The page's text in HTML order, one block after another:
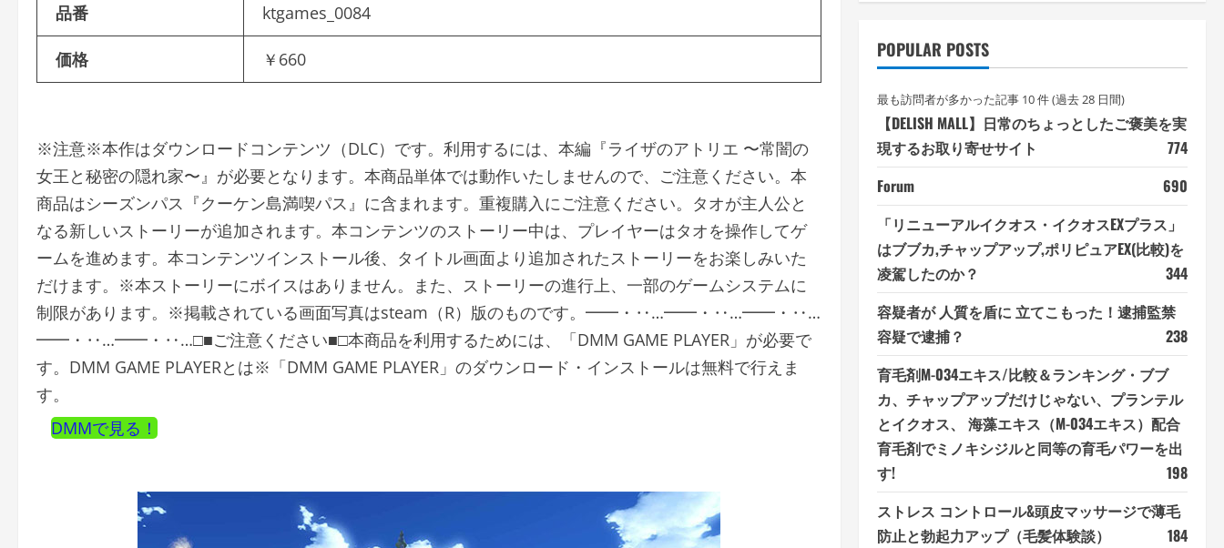
品番 ktgames_0084
価格 ￥660
※注意※本作はダウンロードコンテンツ（DLC）です。利用するには、本編『ライザのアトリエ 〜常闇の
女王と秘密の隠れ家〜』が必要となります。本商品単体では動作いたしませんので、ご注意ください。本
商品はシーズンパス『クーケン島満喫パス』に含まれます。重複購入にご注意ください。タオが主人公と
なる新しいストーリーが追加されます。本コンテンツのストーリー中は、プレイヤーはタオを操作してゲ
ームを進めます。本コンテンツインストール後、タイトル画面より追加されたストーリーをお楽しみいた
だけます。※本ストーリーにボイスはありません。また、ストーリーの進行上、一部のゲームシステムに
制限があります。※掲載されている画面写真はsteam（R）版のものです。━━・‥…━━・‥…━━・‥…
━━・‥…━━・‥…□■ご注意ください■□本商品を利用するためには、「DMM GAME PLAYER」が必要で
す。DMM GAME PLAYERとは※「DMM GAME PLAYER」のダウンロード・インストールは無料で行えま
す。
DMMで見る！
POPULAR POSTS
最も訪問者が多かった記事 10 件 (過去 28 日間)
【DELISH MALL】日常のちょっとしたご褒美を実
現するお取り寄せサイト
774
Forum
690
「リニューアルイクオス・イクオスEXプラス」
はブブカ,チャップアップ,ポリピュアEX(比較)を
凌駕したのか？
344
容疑者が 人質を盾に 立てこもった！逮捕監禁
容疑で逮捕？
238
育毛剤M-034エキス/比較＆ランキング・ブブ
カ、チャップアップだけじゃない、プランテル
とイクオス、 海藻エキス（M-034エキス）配合
育毛剤でミノキシジルと同等の育毛パワーを出
す!
198
ストレス コントロール&頭皮マッサージで薄毛
防止と勃起力アップ（毛髪体験談）
184